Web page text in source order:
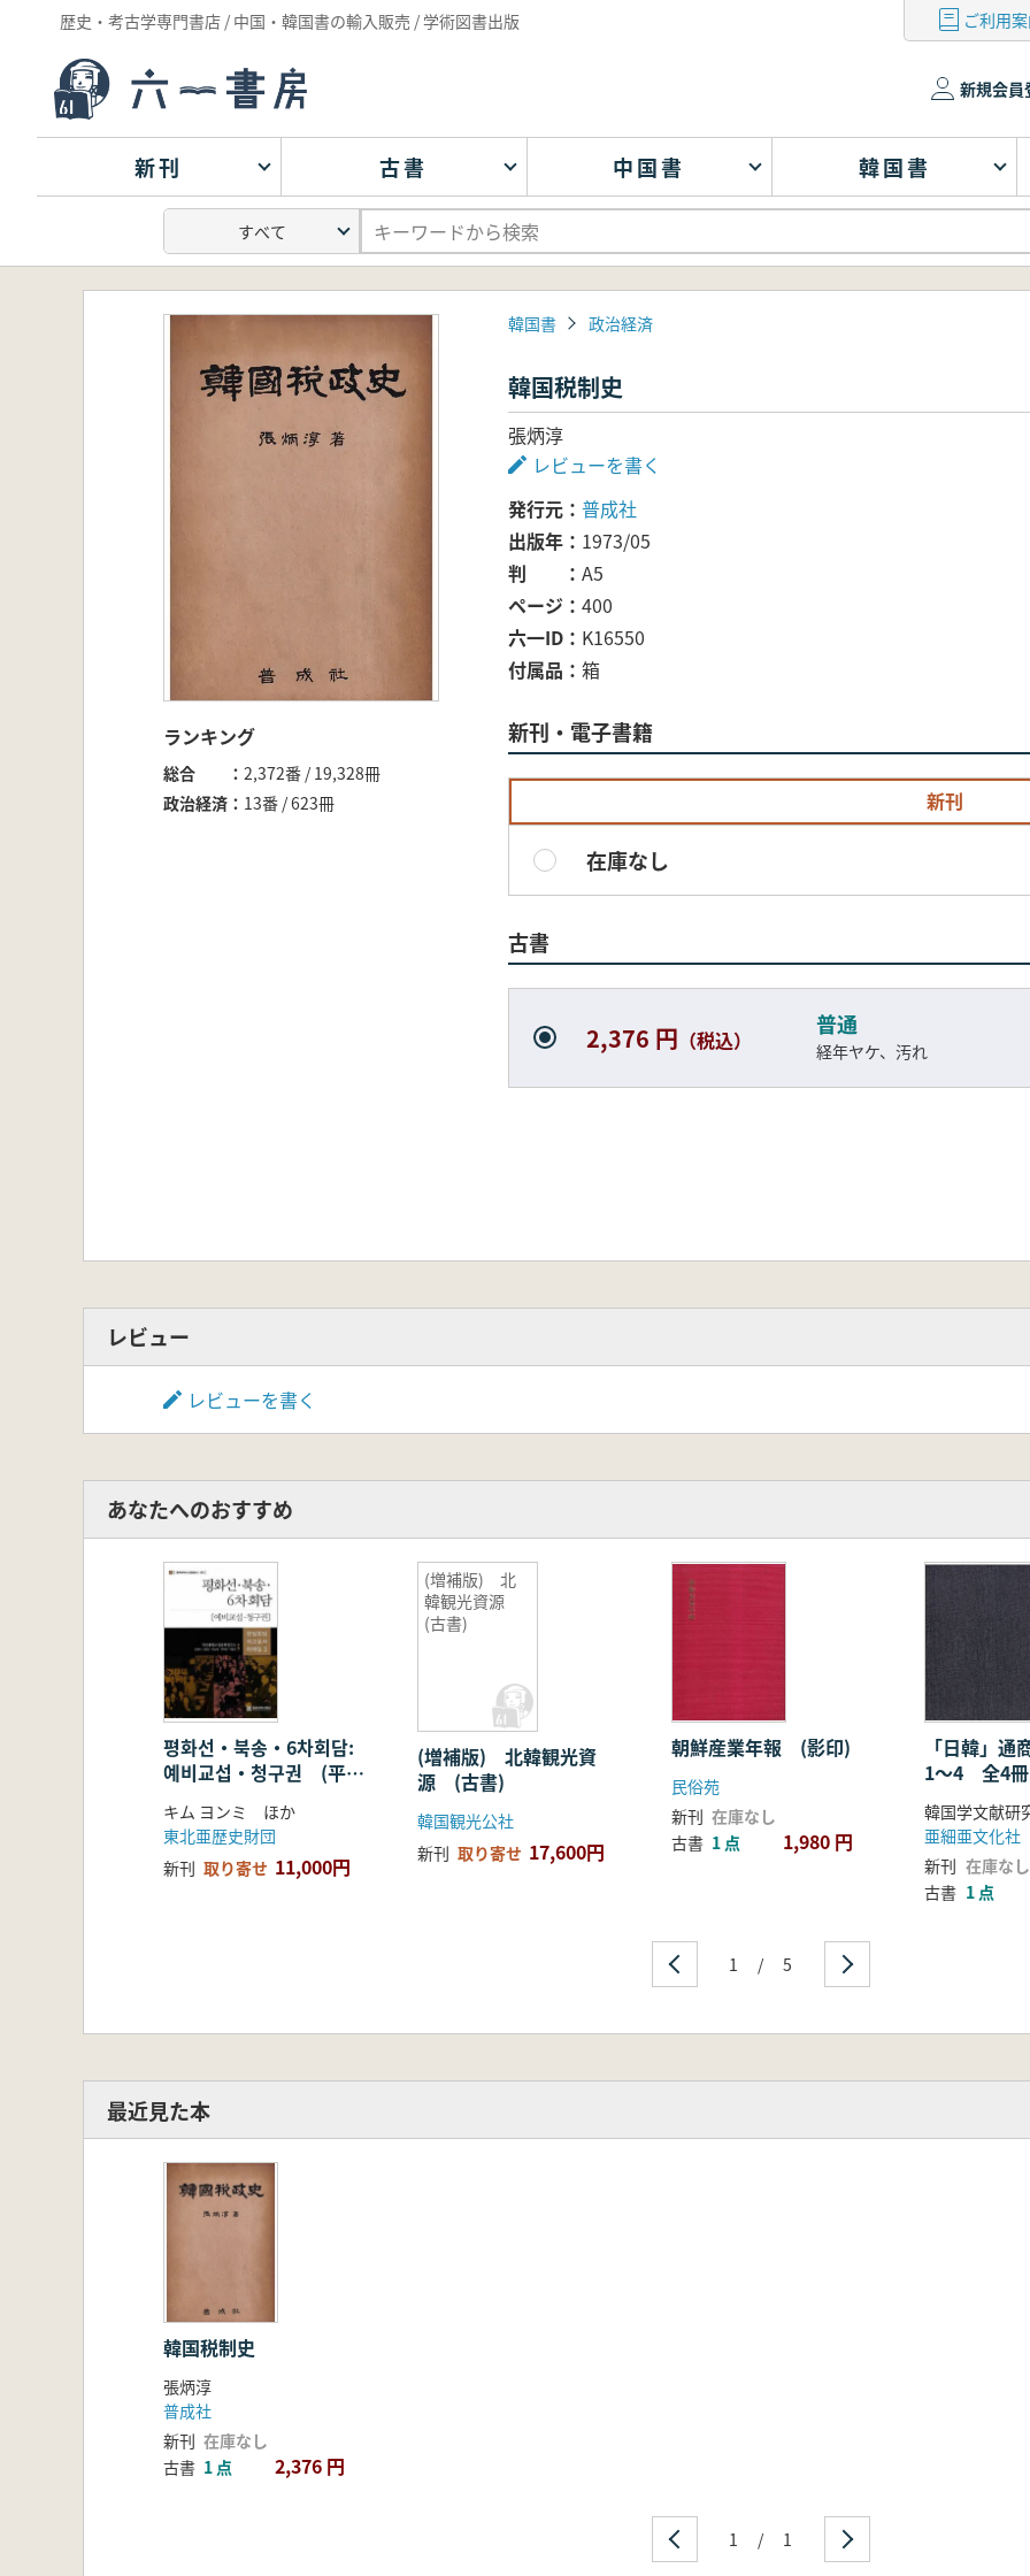
歴史・考古学専門書店 / 中国・韓国書の輸入販売 / 学術図書出版 ご利用
新規会員
新刊 古書 中国書 韓国書
ランキング
総合
2,372番 / 19,328冊
政治経済
13番 / 623冊
韓国書 政治経済
韓国税制史
張炳淳
レビューを書く
発行元
普成社
出版年
1973/05
判
A5
ページ
400
六一ID
K16550
付属品
箱
新刊・電子書籍
新刊
在庫なし
古書
2,376 円 （税込）
普通
経年ヤケ、汚れ
レビュー
レビューを書く
あなたへのおすすめ
평화선・북송・6차회담:
예비교섭・청구권 (平和
渉・請求権)
キム ヨンミ ほか
東北亜歴史財団
新刊 取り寄せ 11,000円
(増補版) 北
韓観光資源
(古書)
(増補版) 北韓観光資
源 (古書)
韓国観光公社
新刊 取り寄せ 17,600円
朝鮮産業年報 (影印)
民俗苑
新刊 在庫なし
古書 1 点 1,980 円
「日韓」
1〜4 全4
韓国学文献
亜細亜文化社
新刊 在庫なし
古書 1 点
1 / 5
最近見た本
韓国税制史
張炳淳
普成社
新刊 在庫なし
古書 1 点 2,376 円
1 / 1